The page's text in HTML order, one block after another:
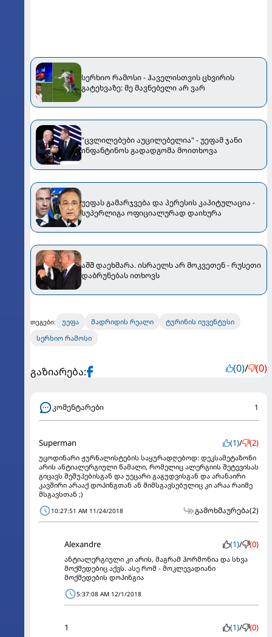
სერხიო რამოსი - ჰაველისთვის ცხვირის
გატეხვაზე: მე მავნებელი არ ვარ
"ცვლილებები აუცილებელია" - უეფამ ჯანი
ინფანტინოს გადადგომა მოითხოვა
უეფას გამარჯვება და პერესის კაპიტულაცია -
სუპერლიგა ოფიციალურად დაიხურა
აშშ დაეხმარა. ისრაელს არ მოკვეთენ - რუსეთი
დაბრუნებას ითხოვს
თეგები: უეფა მადრიდის რეალი
ტურინის იუვენტუსი
სერხიო რამოსი
გაზიარება: (0)/ (0)
კომენტარები 1
Superman (1)/ (2)
უცოდინარი ჟურნალისტების საყურადღებოდ: დეკსამეტაზონი
არის ანტიალერგიული წამალი, რომელიც ალერგიის შეტევისას
გიცავს შეშუპებისგან და უეცარი გაგუდვისგან და არანაირი
კავშირი არააქ დოპინგთან ან მიმსგავსებულიც კი არაა რაიმე
მსგავსთან ;)
10:27:51 AM 11/24/2018 გამოხმაურება(2)
Alexandre (1)/ (0)
ანტიალერგიული კი არის, მაგრამ ჰორმონია და სხვა
მოქმედებიც აქვს. ასე რომ - მოკლევადიანი
მოქმედების დოპინგია
5:37:08 AM 12/1/2018
1 (1)/ (0)